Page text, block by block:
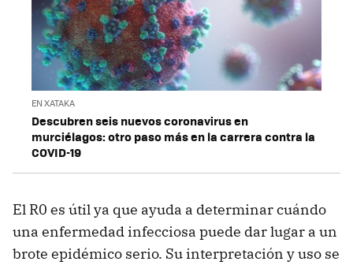
EN XATAKA
Descubren seis nuevos coronavirus en
murciélagos: otro paso más en la carrera contra la
COVID-19
El R0 es útil ya que ayuda a determinar cuándo
una enfermedad infecciosa puede dar lugar a un
brote epidémico serio. Su interpretación y uso se